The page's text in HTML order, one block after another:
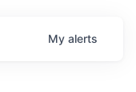
My alerts